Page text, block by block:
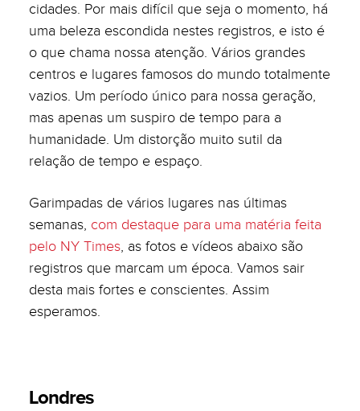
cidades. Por mais difícil que seja o momento, há
uma beleza escondida nestes registros, e isto é
o que chama nossa atenção. Vários grandes
centros e lugares famosos do mundo totalmente
vazios. Um período único para nossa geração,
mas apenas um suspiro de tempo para a
humanidade. Um distorção muito sutil da
relação de tempo e espaço.
Garimpadas de vários lugares nas últimas
semanas, com destaque para uma matéria feita
pelo NY Times, as fotos e vídeos abaixo são
registros que marcam um época. Vamos sair
desta mais fortes e conscientes. Assim
esperamos.
Londres